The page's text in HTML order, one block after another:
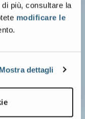
più, consultare la
modificare le
Mostra dettagli